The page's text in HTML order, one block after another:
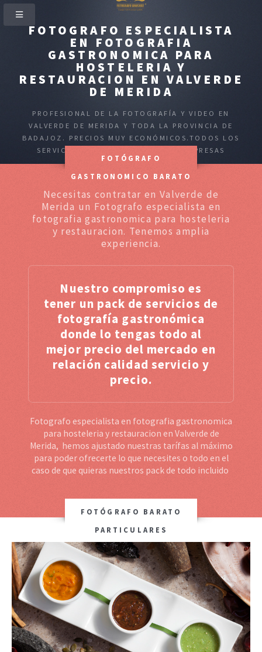
FOTOGRAFO ESPECIALISTA
EN FOTOGRAFIA
GASTRONOMICA PARA
HOSTELERIA Y
RESTAURACION EN VALVERDE
DE MERIDA
PROFESIONAL DE LA FOTOGRAFÍA Y VIDEO EN
VALVERDE DE MERIDA Y TODA LA PROVINCIA DE
BADAJOZ. PRECIOS MUY ECONÓMICOS.TODOS LOS
SERVICIOS PARA PARTICULARES Y EMPRESAS
FOTÓGRAFO
GASTRONOMICO BARATO
Necesitas contratar en Valverde de
Merida un Fotografo especialista en
fotografia gastronomica para hosteleria
y restauracion. Tenemos amplia
experiencia.
Nuestro compromiso es
tener un pack de servicios de
fotografía gastronómica
donde lo tengas todo al
mejor precio del mercado en
relación calidad servicio y
precio.
Fotografo especialista en fotografia gastronomica
para hosteleria y restauracion en Valverde de
Merida, hemos ajustado nuestras tarífas al máximo
para poder ofrecerte lo que necesites o todo en el
caso de que quieras nuestros pack de todo incluido
FOTÓGRAFO BARATO
PARTICULARES